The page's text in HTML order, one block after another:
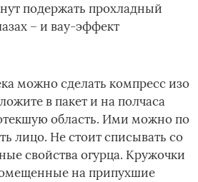
подержать прохладный
– и вау-эффект
можно сделать компресс изо
в пакет и на полчаса
область. Ими можно по
лицо. Не стоит списывать со
свойства огурца. Кружочки
на припухшие